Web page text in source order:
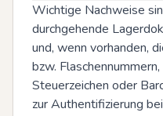
Wichtige Nachweise
durchgehende
und, wenn vorhanden,
bzw.
Steuerzeichen oder
zur Authentifizierung